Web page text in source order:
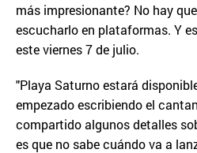
más impresionante? No hay
escucharlo en plataformas. Y
este viernes 7 de julio.
"Playa Saturno estará
empezado escribiendo el
compartido algunos detalles
es que no sabe cuándo va a